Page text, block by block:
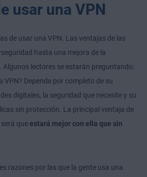
usar una VPN
de usar una VPN. Las ventajas de las
hasta una mejora de la
Algunos lectores se estarán preguntando:
VPN? Depende por completo de su
digitales, la seguridad que necesite y su
sin protección. La principal ventaja de
que estará mejor con ella que sin
razones por las que la gente usa una